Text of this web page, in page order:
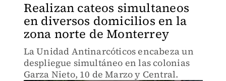
Realizan cateos simultaneos
en diversos domicilios en la
zona norte de Monterrey
La Unidad Antinarcóticos encabeza un
despliegue simultáneo en las colonias
Garza Nieto, 10 de Marzo y Central.